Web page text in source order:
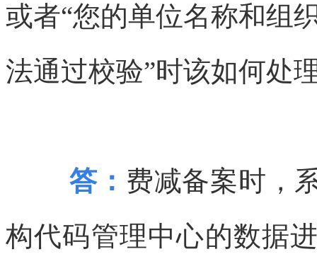
或者“您的单位名称和组
法通过校验”时该如何处
答： 费减备案时，
构代码管理中心的数据